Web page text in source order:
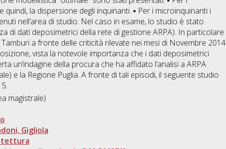
la dispersione degli inquinanti. ▪ Per i microinquinanti i
nell’area di studio. Nel caso in esame, lo studio è stato
di dati deposimetrici della rete di gestione ARPA). In particolare
a fronte delle criticità rilevate nei mesi di Novembre 2014
vista la notevole importanza che i dati deposimetrici
un’indagine della procura che ha affidato l’analisi a ARPA
e la Regione Puglia. A fronte di tali episodi, il seguente studio
magistrale)
Gigliola